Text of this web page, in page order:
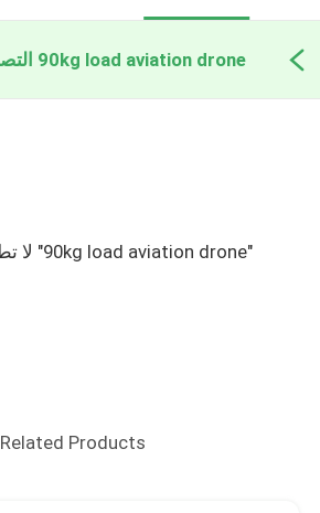
90kg load aviation drone التصنيع عبر الإنترنت
"90kg load aviation drone" لا تطابق المنتجات.
Related Products